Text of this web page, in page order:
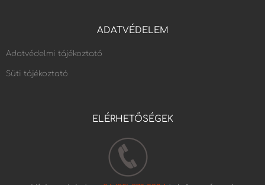
ADATVÉDELEM
Adatvédelmi tájékoztató
Süti tájékoztató
ELÉRHETŐSÉGEK